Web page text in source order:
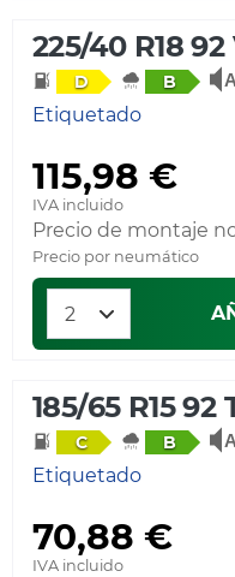
225/40 R18 92
D B
Etiquetado
115,98 €
IVA incluido
Precio de montaje
Precio por neumático
185/65 R15 92
C B
Etiquetado
70,88 €
IVA incluido